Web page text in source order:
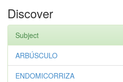
Discover
Subject
ARBÚSCULO
ENDOMICORRIZA